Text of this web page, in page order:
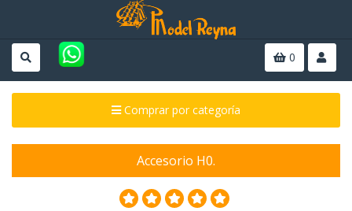
0
Comprar por categoría
Accesorio H0.